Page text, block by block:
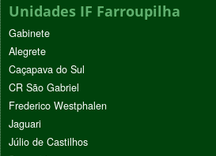
Unidades IF Farroupilha
Gabinete
Alegrete
Caçapava do Sul
CR São Gabriel
Frederico Westphalen
Jaguari
Júlio de Castilhos